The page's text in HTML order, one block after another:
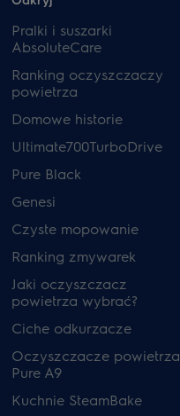
Pralki i suszarki
AbsoluteCare
Ranking oczyszczaczy
powietrza
Domowe historie
Ultimate700TurboDrive
Pure Black
Genesi
Czyste mopowanie
Ranking zmywarek
Jaki oczyszczacz
powietrza wybrać?
Ciche odkurzacze
Oczyszczacze powietrza
Pure A9
Kuchnie SteamBake